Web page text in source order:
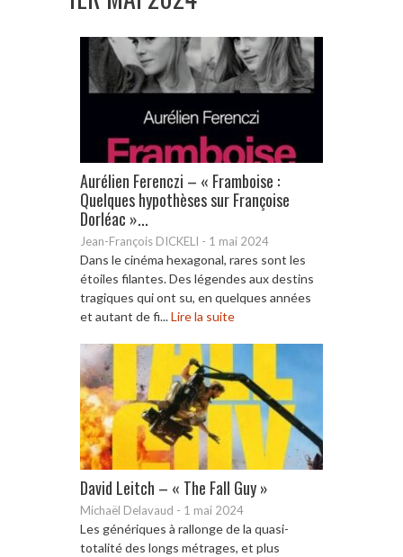
Aurélien Ferenczi – « Framboise :
Quelques hypothèses sur Françoise
Dorléac »...
Jean-François DICKELI - 1 mai 2024
Dans le cinéma hexagonal, rares sont les
étoiles filantes. Des légendes aux destins
tragiques qui ont su, en quelques années
et autant de fi...Lire la suite
David Leitch – « The Fall Guy »
Michaël Delavaud - 1 mai 2024
Les génériques à rallonge de la quasi-
totalité des longs métrages, et plus